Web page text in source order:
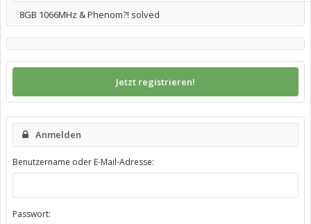
8GB 1066MHz & Phenom?! solved
Jetzt registrieren!
Anmelden
Benutzername oder E-Mail-Adresse:
Passwort: